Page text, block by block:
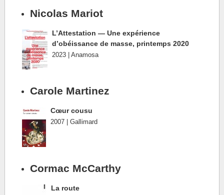
Nicolas Mariot
L’Attestation — Une expérience
d’obéissance de masse, printemps 2020
2023 | Anamosa
Carole Martinez
Cœur cousu
2007 | Gallimard
Cormac McCarthy
La route